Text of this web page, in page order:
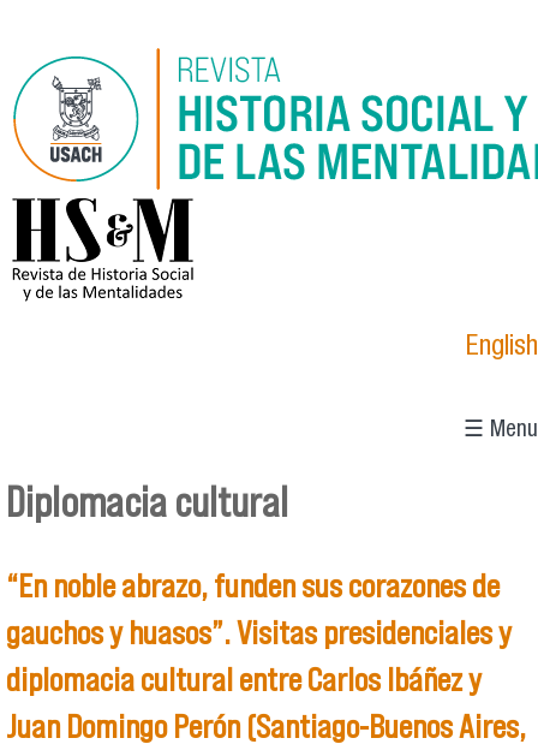
logo_hsm_2021.png
English
☰ Menu
Se encuentra usted aquí
Diplomacia cultural
“En noble abrazo, funden sus corazones de
gauchos y huasos”. Visitas presidenciales y
diplomacia cultural entre Carlos Ibáñez y
Juan Domingo Perón (Santiago-Buenos Aires,